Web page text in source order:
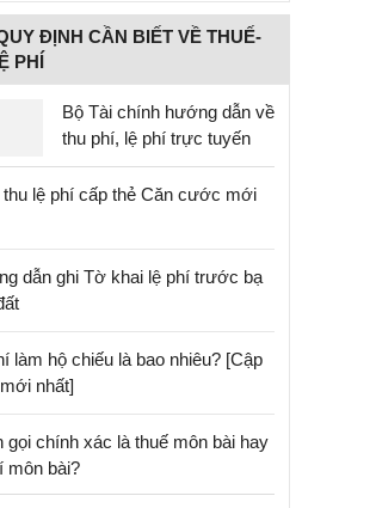
ĐỊNH CẦN BIẾT VỀ THUẾ-
PHÍ
Bộ Tài chính hướng dẫn về
thu phí, lệ phí trực tuyến
lệ phí cấp thẻ Căn cước mới
dẫn ghi Tờ khai lệ phí trước bạ
làm hộ chiếu là bao nhiêu? [Cập
nhất]
gọi chính xác là thuế môn bài hay
môn bài?